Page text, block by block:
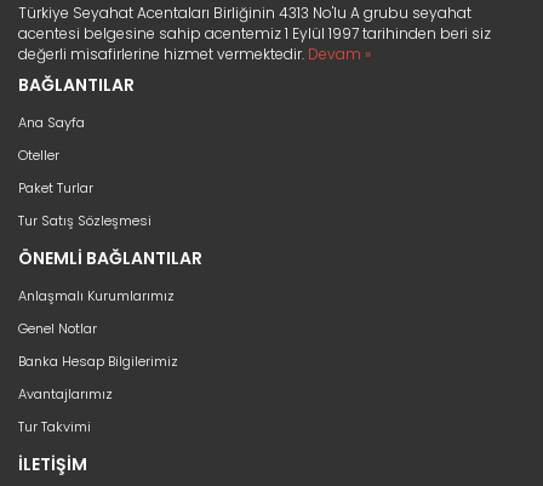
Türkiye Seyahat Acentaları Birliğinin 4313 No'lu A grubu seyahat
acentesi belgesine sahip acentemiz 1 Eylül 1997 tarihinden beri siz
değerli misafirlerine hizmet vermektedir. Devam »
BAĞLANTILAR
Ana Sayfa
Oteller
Paket Turlar
Tur Satış Sözleşmesi
ÖNEMLİ BAĞLANTILAR
Anlaşmalı Kurumlarımız
Genel Notlar
Banka Hesap Bilgilerimiz
Avantajlarımız
Tur Takvimi
İLETİŞİM